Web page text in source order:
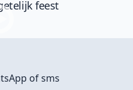
feest
of sms